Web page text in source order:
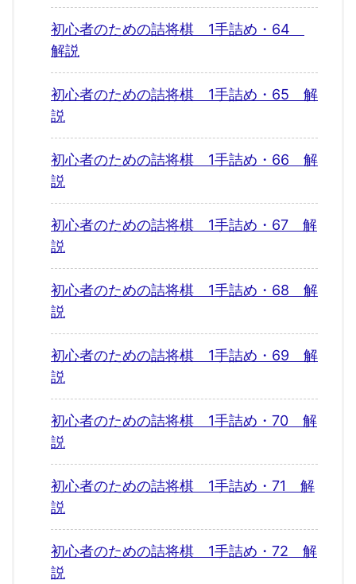
初心者のための詰将棋 1手詰め・64
解説
初心者のための詰将棋 1手詰め・65 解
説
初心者のための詰将棋 1手詰め・66 解
説
初心者のための詰将棋 1手詰め・67 解
説
初心者のための詰将棋 1手詰め・68 解
説
初心者のための詰将棋 1手詰め・69 解
説
初心者のための詰将棋 1手詰め・70 解
説
初心者のための詰将棋 1手詰め・71 解
説
初心者のための詰将棋 1手詰め・72 解
説